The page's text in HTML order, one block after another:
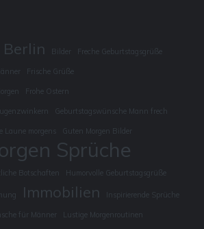
Berlin Bilder Freche Geburtstagsgrüße
Frische Grüße
Frohe Ostern
Geburtstagswünsche Mann frech
Laune morgens Guten Morgen Bilder
Sprüche
Botschaften Humorvolle Geburtstagsgrüße
Immobilien Inspirierende Sprüche
für Männer Lustige Morgenroutinen